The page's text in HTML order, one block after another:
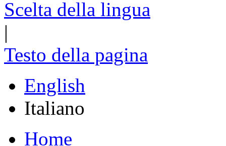
Scelta della lingua
|
Testo della pagina
English
Italiano
Home